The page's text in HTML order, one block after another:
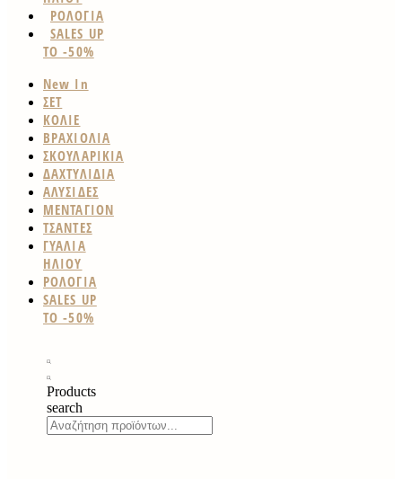
ΡΟΛΟΓΙΑ
SALES UP
TO -50%
New In
ΣΕΤ
ΚΟΛΙΕ
ΒΡΑΧΙΟΛΙΑ
ΣΚΟΥΛΑΡΙΚΙΑ
ΔΑΧΤΥΛΙΔΙΑ
ΑΛΥΣΙΔΕΣ
ΜΕΝΤΑΓΙΟΝ
ΤΣΑΝΤΕΣ
ΓΥΑΛΙΑ
ΗΛΙΟΥ
ΡΟΛΟΓΙΑ
SALES UP
TO -50%
Products
search